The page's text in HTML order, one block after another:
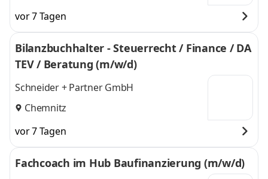
vor 7 Tagen
Bilanzbuchhalter - Steuerrecht / Finance / DA
TEV / Beratung (m/w/d)
Schneider + Partner GmbH
Chemnitz
vor 7 Tagen
Fachcoach im Hub Baufinanzierung (m/w/d)